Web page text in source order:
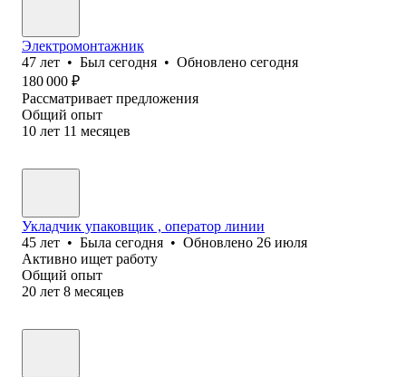
Электромонтажник
47 лет • Был сегодня • Обновлено сегодня
180 000 ₽
Рассматривает предложения
Общий опыт
10 лет 11 месяцев
Укладчик упаковщик , оператор линии
45 лет • Была сегодня • Обновлено 26 июля
Активно ищет работу
Общий опыт
20 лет 8 месяцев